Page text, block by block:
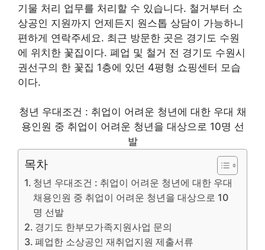
기물 처리 업무를 처리할 수 있습니다. 철거부터 소
상공인 지원까지 언제든지 원스톱 상담이 가능하니
편하게 연락주세요. 최근 방문한 곳은 경기도 수원
에 위치한 꽃집이다. 폐업 및 철거 전 경기도 수원시
권선구의 한 꽃집 1층에 있던 4평형 쇼핑센터 모습
이다.
청년 우대조건 : 취업이 어려운 청년에 대한 우대 채
용인원 중 취업이 어려운 청년을 대상으로 10명 선
발
목차
청년 우대조건 : 취업이 어려운 청년에 대한 우대
채용인원 중 취업이 어려운 청년을 대상으로 10
명 선발
경기도 한부모가족지원사업 문의
폐업한 소상공인 재취업지원 제출서류